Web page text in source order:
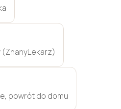
powrót do domu